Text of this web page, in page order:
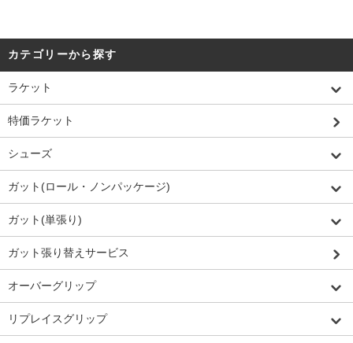
カテゴリーから探す
ラケット
特価ラケット
シューズ
ガット(ロール・ノンパッケージ)
ガット(単張り)
ガット張り替えサービス
オーバーグリップ
リプレイスグリップ